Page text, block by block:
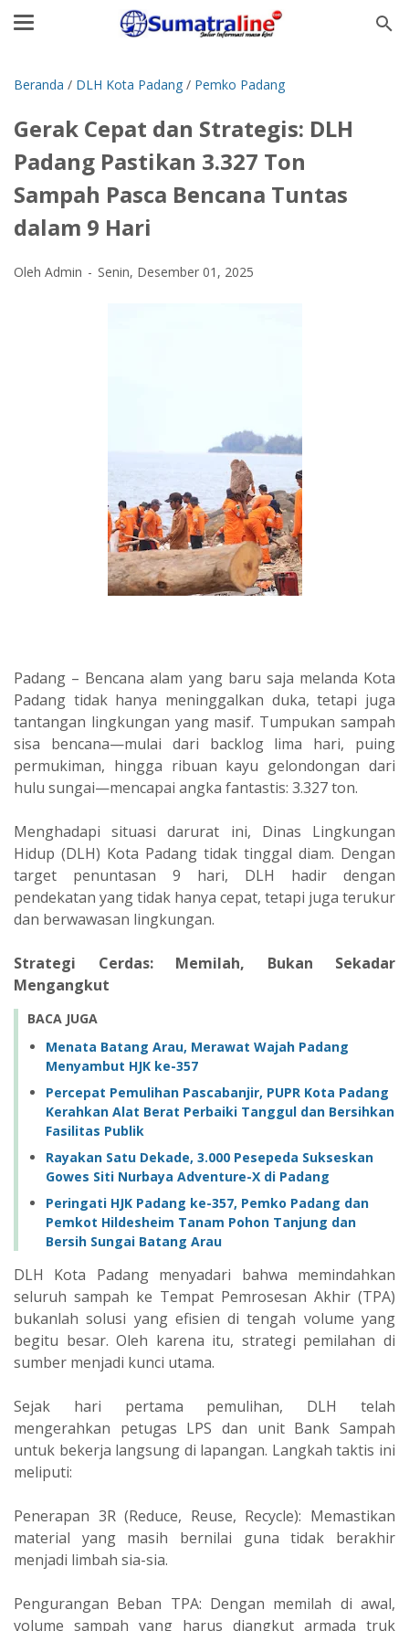
Beranda / DLH Kota Padang / Pemko Padang
Gerak Cepat dan Strategis: DLH
Padang Pastikan 3.327 Ton
Sampah Pasca Bencana Tuntas
dalam 9 Hari
Oleh Admin Senin, Desember 01, 2025
‎Padang – Bencana alam yang baru saja melanda Kota
Padang tidak hanya meninggalkan duka, tetapi juga
tantangan lingkungan yang masif. Tumpukan sampah
sisa bencana—mulai dari backlog lima hari, puing
permukiman, hingga ribuan kayu gelondongan dari
hulu sungai—mencapai angka fantastis: 3.327 ton.
‎Menghadapi situasi darurat ini, Dinas Lingkungan
Hidup (DLH) Kota Padang tidak tinggal diam. Dengan
target penuntasan 9 hari, DLH hadir dengan
pendekatan yang tidak hanya cepat, tetapi juga terukur
dan berwawasan lingkungan.
‎Strategi Cerdas: Memilah, Bukan Sekadar
Mengangkut
BACA JUGA
Menata Batang Arau, Merawat Wajah Padang
Menyambut HJK ke-357
Percepat Pemulihan Pascabanjir, PUPR Kota Padang
Kerahkan Alat Berat Perbaiki Tanggul dan Bersihkan
Fasilitas Publik
Rayakan Satu Dekade, 3.000 Pesepeda Sukseskan
Gowes Siti Nurbaya Adventure-X di Padang
Peringati HJK Padang ke-357, Pemko Padang dan
Pemkot Hildesheim Tanam Pohon Tanjung dan
Bersih Sungai Batang Arau
‎DLH Kota Padang menyadari bahwa memindahkan
seluruh sampah ke Tempat Pemrosesan Akhir (TPA)
bukanlah solusi yang efisien di tengah volume yang
begitu besar. Oleh karena itu, strategi pemilahan di
sumber menjadi kunci utama.
‎Sejak hari pertama pemulihan, DLH telah
mengerahkan petugas LPS dan unit Bank Sampah
untuk bekerja langsung di lapangan. Langkah taktis ini
meliputi:
‎Penerapan 3R (Reduce, Reuse, Recycle): Memastikan
material yang masih bernilai guna tidak berakhir
menjadi limbah sia-sia.
‎Pengurangan Beban TPA: Dengan memilah di awal,
volume sampah yang harus diangkut armada truk